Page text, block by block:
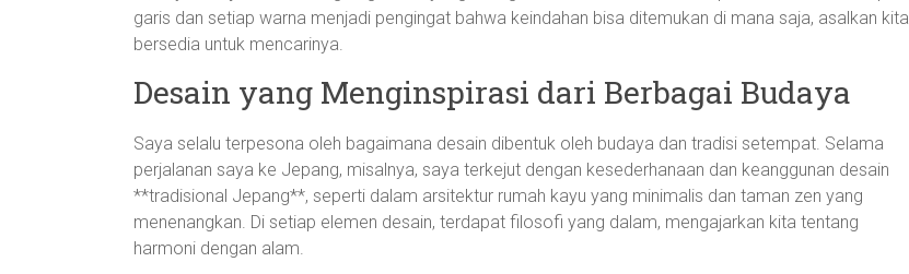
garis dan setiap warna menjadi pengingat bahwa keindahan bisa ditemukan di mana saja, asalkan kita
bersedia untuk mencarinya.
Desain yang Menginspirasi dari Berbagai Budaya
Saya selalu terpesona oleh bagaimana desain dibentuk oleh budaya dan tradisi setempat. Selama
perjalanan saya ke Jepang, misalnya, saya terkejut dengan kesederhanaan dan keanggunan desain
**tradisional Jepang**, seperti dalam arsitektur rumah kayu yang minimalis dan taman zen yang
menenangkan. Di setiap elemen desain, terdapat filosofi yang dalam, mengajarkan kita tentang
harmoni dengan alam.